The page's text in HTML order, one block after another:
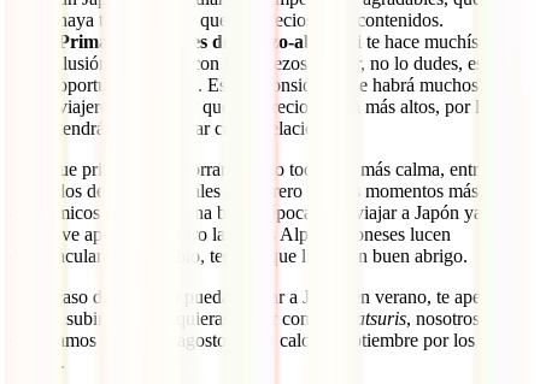
haya tanta gente y que los precios sean contenidos.
Primavera (finales de marzo-abril):
si te hace muchísima
ilusión ver Japón con los cerezos en flor, no lo dudes, es una
oportunidad brutal. Eso sí, considera que habrá muchos más
viajeros como tú y que los precios serán más altos, por lo que
tendrás que reservar con antelación.
Si lo que priorizas es ahorrar y verlo todo con más calma, entre
mediados de enero y finales de febrero son los momentos más
económicos y también una buena época para viajar a Japón ya que
no llueve apenas. Por otro lado, los Alpes Japoneses lucen
espectaculares. A cambio, tendrás que llevar un buen abrigo.
En el caso de que solo puedas viajar a Japón en verano, te apetezca
mucho subir al Fuji o quieras gozar con los
matsuris, nosotros
evitaríamos el mes de agosto por el calor y septiembre por los
tifones.